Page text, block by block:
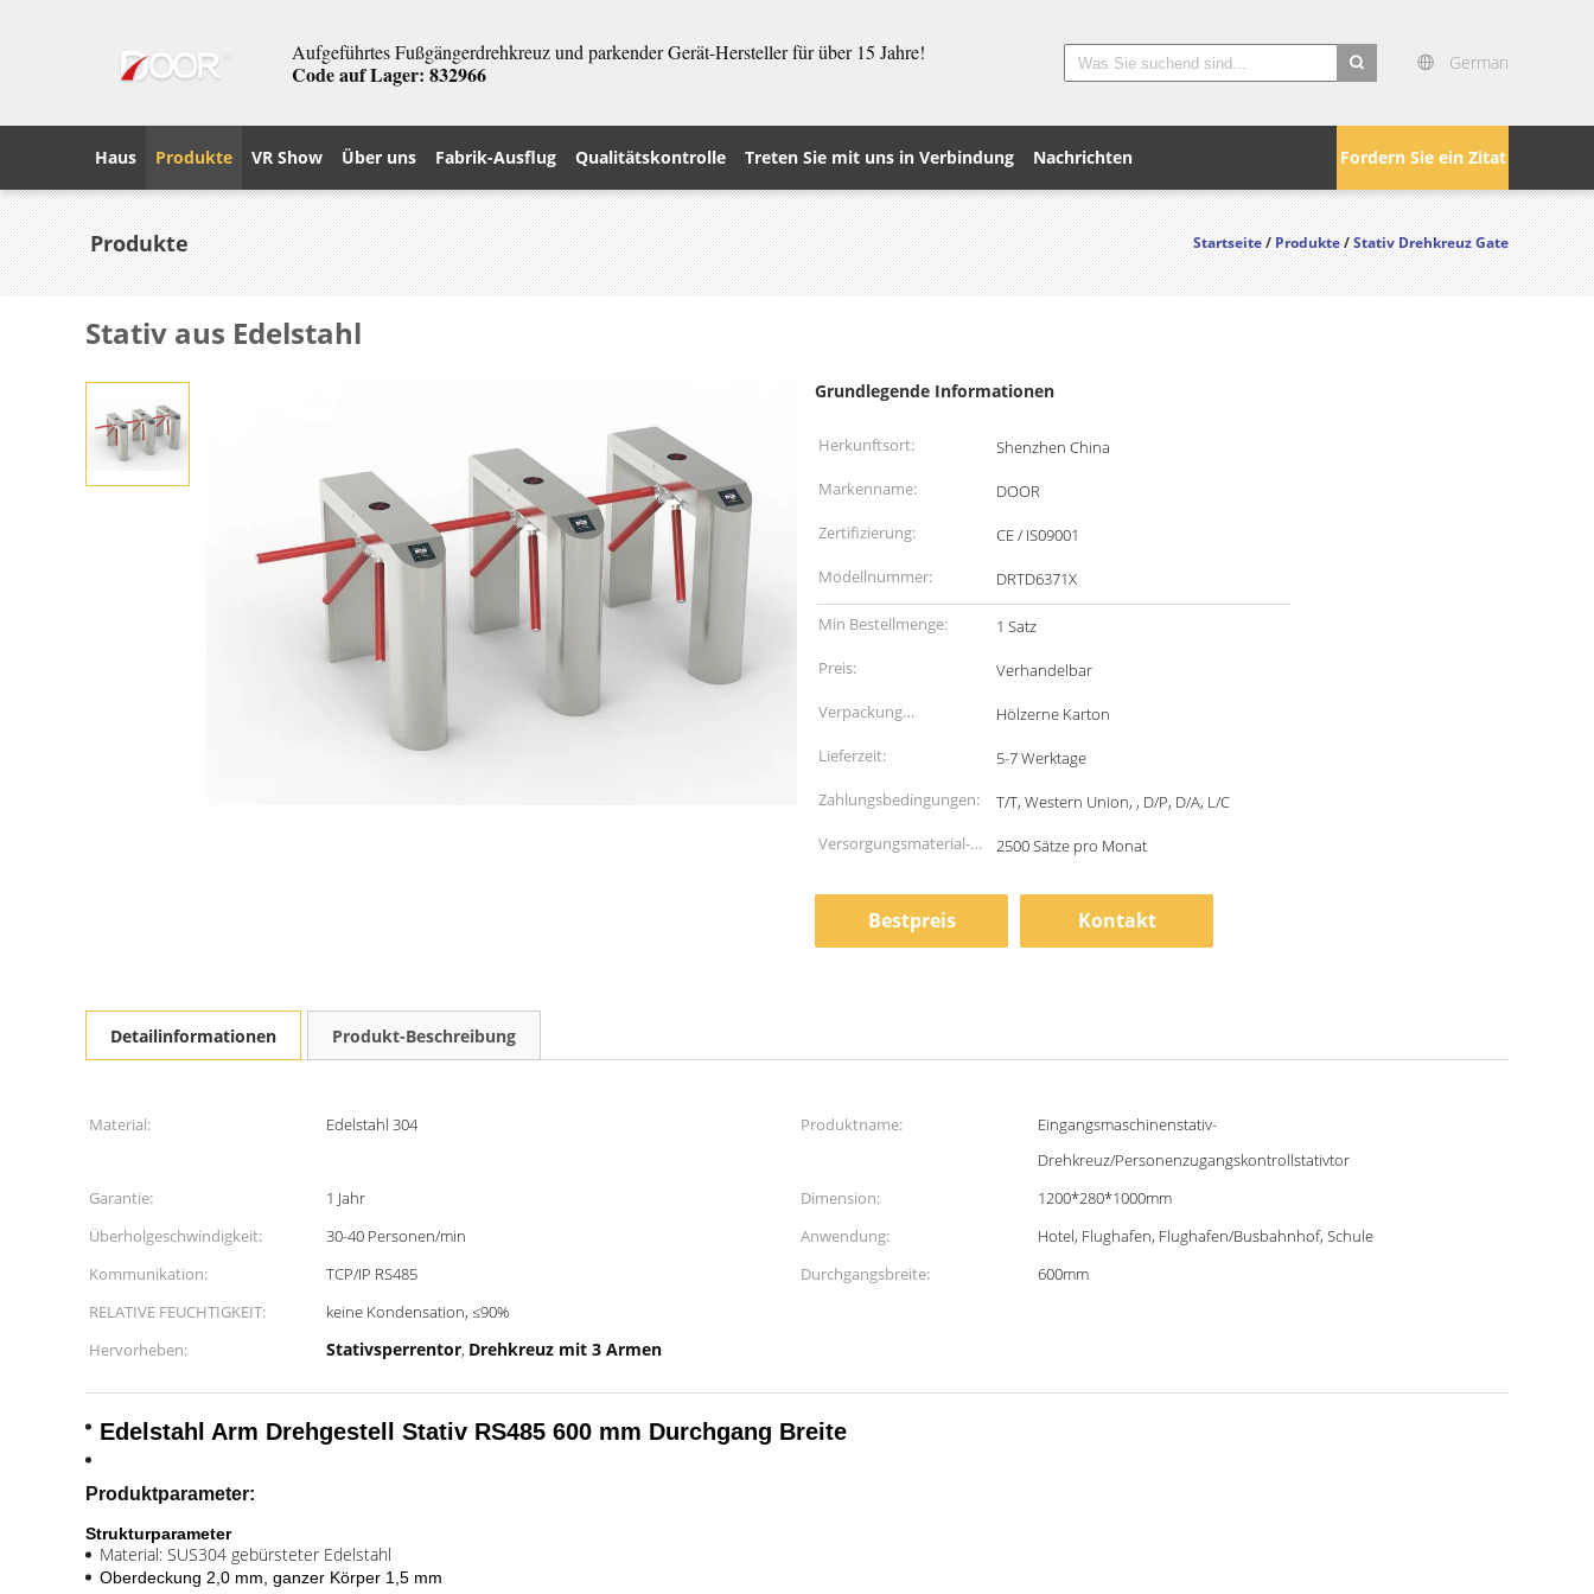
Aufgeführtes Fußgängerdrehkreuz und parkender Gerät-Hersteller für über 15 Jahre!
Code auf Lager: 832966 German
Fordern Sie ein Zitat
Haus Produkte VR Show Über uns Fabrik-Ausflug Qualitätskontrolle Treten Sie mit uns in Verbindung Nachrichten
Produkte Startseite/Produkte/Stativ Drehkreuz Gate
Stativ aus Edelstahl
Grundlegende Informationen
Herkunftsort:
Shenzhen China
Markenname:
DOOR
Zertifizierung:
CE / IS09001
Modellnummer:
DRTD6371X
Min Bestellmenge:
1 Satz
Preis:
Verhandelbar
Verpackung
Informationen:
Hölzerne Karton
Lieferzeit:
5-7 Werktage
Zahlungsbedingungen:
T/T, Western Union, , D/P, D/A, L/C
Versorgungsmaterial-
2500 Sätze pro Monat
Bestpreis Kontakt
Detailinformationen Produkt-Beschreibung
Material: Edelstahl 304 Produktname:
Eingangsmaschinenstativ-
Drehkreuz/Personenzugangskontrollstativtor
Garantie:
1 Jahr Dimension:
1200*280*1000mm
Überholgeschwindigkeit:
30-40 Personen/min Anwendung:
Hotel, Flughafen, Flughafen/Busbahnhof, Schule
Kommunikation:
TCP/IP RS485 Durchgangsbreite:
600mm
RELATIVE FEUCHTIGKEIT:
keine Kondensation, ≤90%
Hervorheben:
Stativsperrentor, Drehkreuz mit 3 Armen
Edelstahl Arm Drehgestell Stativ RS485 600 mm Durchgang Breite
Produktparameter:
Strukturparameter
Material: SUS304 gebürsteter Edelstahl
Oberdeckung 2,0 mm, ganzer Körper 1,5 mm